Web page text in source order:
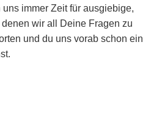
immer Zeit für ausgiebige,
wir all Deine Fragen zu
und du uns vorab schon ein